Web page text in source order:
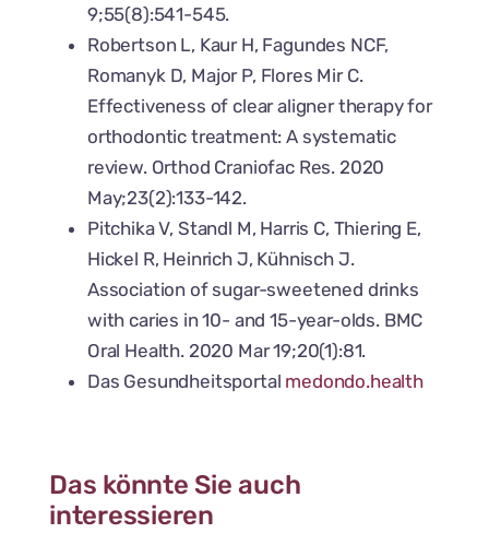
9;55(8):541-545.
Robertson L, Kaur H, Fagundes NCF,
Romanyk D, Major P, Flores Mir C.
Effectiveness of clear aligner therapy for
orthodontic treatment: A systematic
review. Orthod Craniofac Res. 2020
May;23(2):133-142.
Pitchika V, Standl M, Harris C, Thiering E,
Hickel R, Heinrich J, Kühnisch J.
Association of sugar-sweetened drinks
with caries in 10- and 15-year-olds. BMC
Oral Health. 2020 Mar 19;20(1):81.
Das Gesundheitsportal medondo.health
Das könnte Sie auch
interessieren